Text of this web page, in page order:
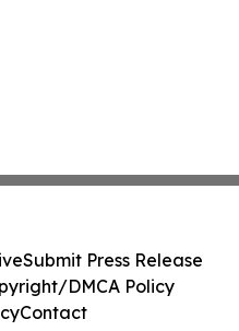
Submit Press Release
DMCA Policy
Contact